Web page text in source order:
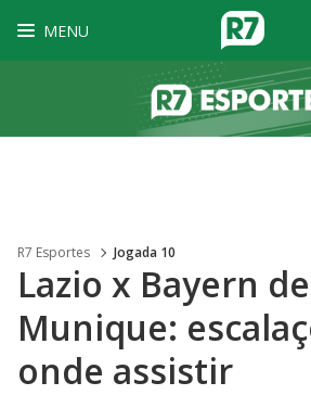
MENU
R7 Esportes Jogada 10
Lazio x Bayern de
Munique:
onde assistir